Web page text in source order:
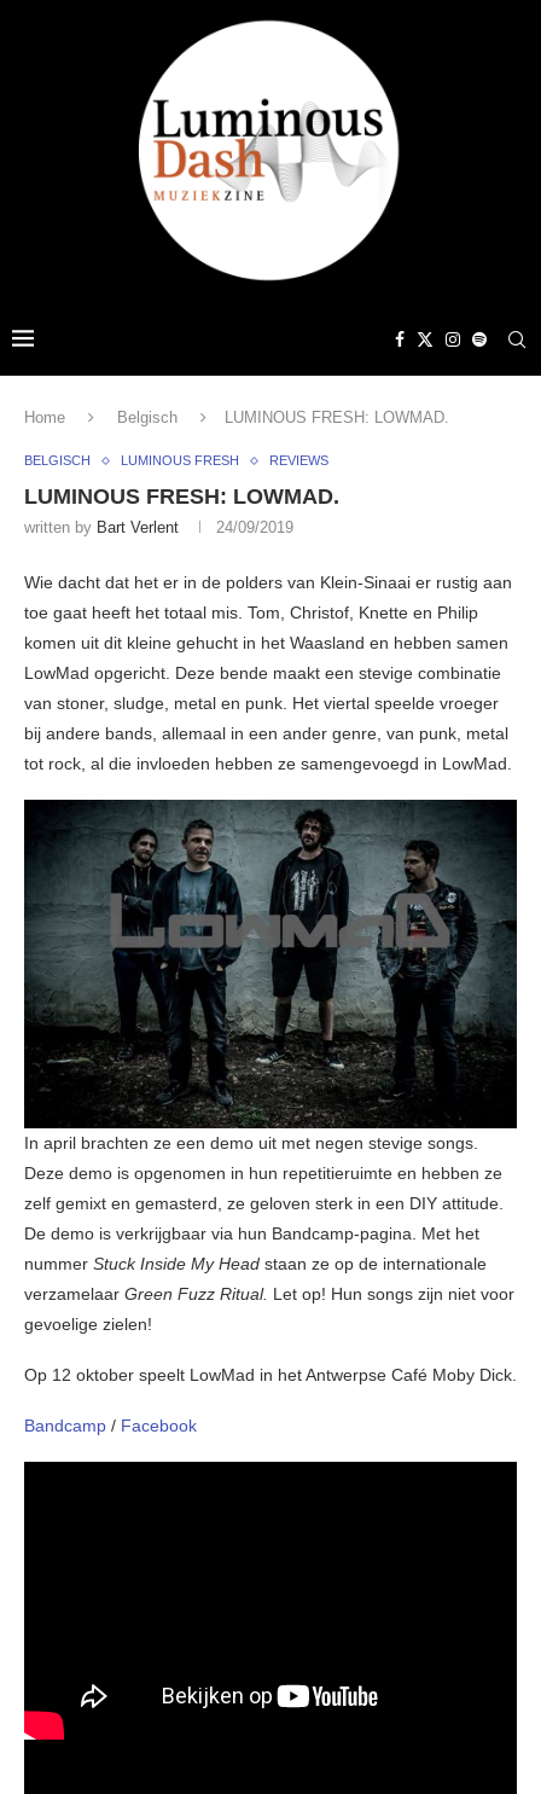
Home Belgisch LUMINOUS FRESH: LOWMAD.
BELGISCH LUMINOUS FRESH REVIEWS
LUMINOUS FRESH: LOWMAD.
written by Bart Verlent 24/09/2019
Wie dacht dat het er in de polders van Klein-Sinaai er rustig aan
toe gaat heeft het totaal mis. Tom, Christof, Knette en Philip
komen uit dit kleine gehucht in het Waasland en hebben samen
LowMad opgericht. Deze bende maakt een stevige combinatie
van stoner, sludge, metal en punk. Het viertal speelde vroeger
bij andere bands, allemaal in een ander genre, van punk, metal
tot rock, al die invloeden hebben ze samengevoegd in LowMad.
In april brachten ze een demo uit met negen stevige songs.
Deze demo is opgenomen in hun repetitieruimte en hebben ze
zelf gemixt en gemasterd, ze geloven sterk in een DIY attitude.
De demo is verkrijgbaar via hun Bandcamp-pagina. Met het
nummer Stuck Inside My Head staan ze op de internationale
verzamelaar Green Fuzz Ritual. Let op! Hun songs zijn niet voor
gevoelige zielen!
Op 12 oktober speelt LowMad in het Antwerpse Café Moby Dick.
Bandcamp / Facebook